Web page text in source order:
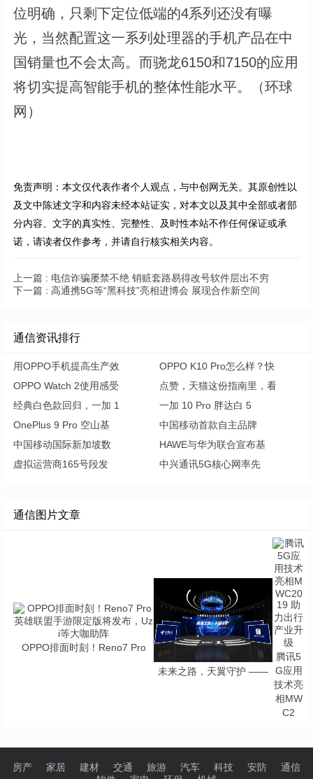
位明确，只剩下定位低端的4系列还没有曝
光，当然配置这一系列处理器的手机产品在中
国销量也不会太高。而骁龙6150和7150的应用
将切实提高智能手机的整体性能水平。（环球
网）
免责声明：本文仅代表作者个人观点，与中创网无关。其原创性以
及文中陈述文字和内容未经本站证实，对本文以及其中全部或者部
分内容、文字的真实性、完整性、及时性本站不作任何保证或承
诺，请读者仅作参考，并请自行核实相关内容。
上一篇 : 电信诈骗屡禁不绝 销赃套路易得改号软件层出不穷
下一篇 : 高通携5G等“黑科技”亮相进博会 展现合作新空间
通信资讯排行
用OPPO手机提高生产效
OPPO K10 Pro怎么样？快
OPPO Watch 2使用感受
点赞，天猫这份指南里，看
经典白色款回归，一加 1
一加 10 Pro 胖达白 5
OnePlus 9 Pro 空山基
中国移动首款自主品牌
中国移动国际新加坡数
HAWE与华为联合宣布基
虚拟运营商165号段发
中兴通讯5G核心网率先
通信图片文章
OPPO排面时刻！Reno7 Pro
未来之路，天翼守护 ——
腾讯5
G应用
技术亮
相MW
C2
房产 家居 建材 交通 旅游 汽车 科技 安防
通信